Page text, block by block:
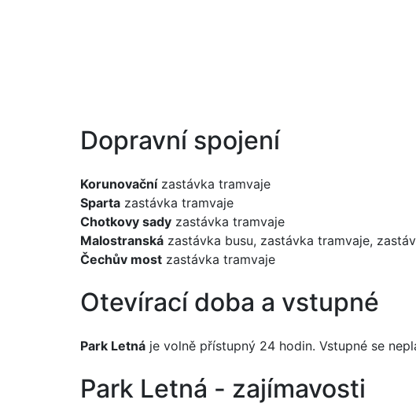
Dopravní spojení
Korunovačnízastávka tramvaje
Sparta zastávka tramvaje
Chotkovy sady zastávka tramvaje
Malostranská zastávka busu, zastávka tramvaje,
Čechův most zastávka tramvaje
Otevírací doba a vstupné
Park Letná je volně přístupný 24 hodin. Vstupné se
Park Letná - zajímavosti